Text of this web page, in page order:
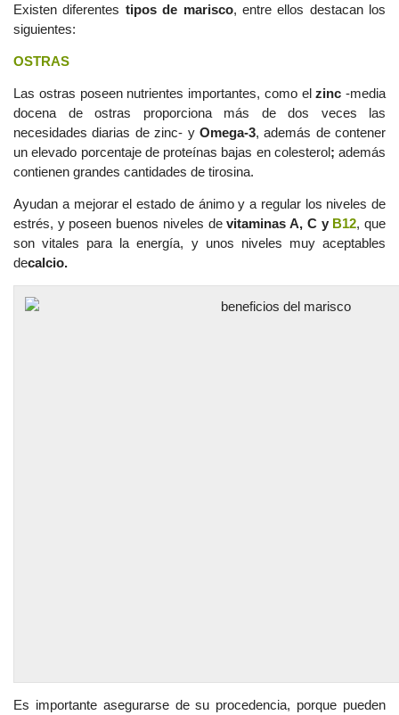
Existen diferentes tipos de marisco, entre ellos destacan los
siguientes:
OSTRAS
Las ostras poseen nutrientes importantes, como elzinc -media
docena de ostras proporciona más de dos veces las
necesidades diarias de zinc- y Omega-3, además de contener
un elevado porcentaje de proteínas bajas en colesterol; además
contienen grandes cantidades de tirosina.
Ayudan a mejorar el estado de ánimo y a regular los niveles de
estrés, y poseen buenos niveles devitaminas A, C y B12, que
son vitales para la energía, y unos niveles muy aceptables
decalcio.
Es importante asegurarse de su procedencia, porque pueden